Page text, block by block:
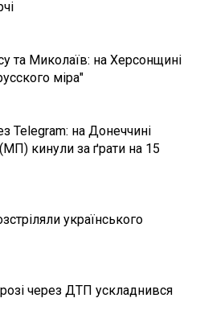
та Миколаїв: на Херсонщині
міра"
Telegram: на Донеччині
кинули за ґрати на 15
українського
через ДТП ускладнився